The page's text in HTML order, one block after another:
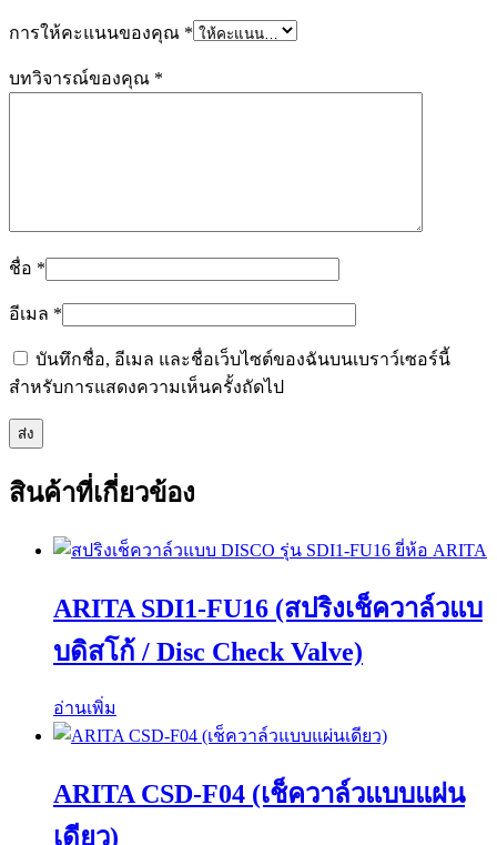
การให้คะแนนของคุณ *
บทวิจารณ์ของคุณ *
ชื่อ *
อีเมล *
บันทึกชื่อ, อีเมล และชื่อเว็บไซต์ของฉันบนเบราว์เซอร์นี้
สำหรับการแสดงความเห็นครั้งถัดไป
สินค้าที่เกี่ยวข้อง
ARITA SDI1-FU16 (สปริงเช็ควาล์วแบ
บดิสโก้ / Disc Check Valve)
อ่านเพิ่ม
ARITA CSD-F04 (เช็ควาล์วแบบแผ่น
เดียว)